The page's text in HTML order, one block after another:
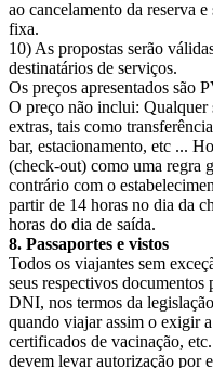
ao cancelamento da reserva
fixa.
10) As propostas serão
destinatários de serviços.
Os preços apresentados são
O preço não inclui: Qualquer
extras, tais como
bar, estacionamento, etc ...
(check-out) como uma regra
contrário com o
partir de 14 horas no dia da
horas do dia de saída.
8. Passaportes e vistos
Todos os viajantes sem
seus respectivos documentos
DNI, nos termos da
quando viajar assim o exigir
certificados de vacinação,
devem levar autorização por